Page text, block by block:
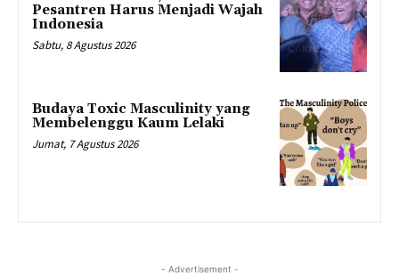
Pesantren Harus Menjadi Wajah
Indonesia
Sabtu, 8 Agustus 2026
Budaya Toxic Masculinity yang
Membelenggu Kaum Lelaki
Jumat, 7 Agustus 2026
- Advertisement -